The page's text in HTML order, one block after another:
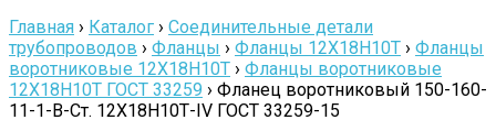
Главная › Каталог › Соединительные детали
трубопроводов › Фланцы › Фланцы 12Х18Н10Т › Фланцы
воротниковые 12Х18Н10Т › Фланцы воротниковые
12Х18Н10Т ГОСТ 33259 › Фланец воротниковый 150-160-
11-1-B-Cт. 12Х18Н10Т-IV ГОСТ 33259-15